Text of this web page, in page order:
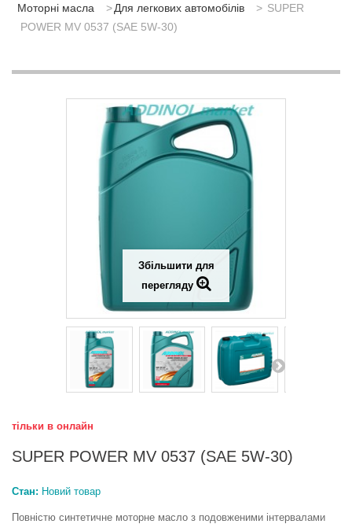
Моторні масла
>Для легкових автомобілів > SUPER
POWER MV 0537 (SAE 5W-30)
Збільшити для
перегляду
тільки в онлайн
SUPER POWER MV 0537 (SAE 5W-30)
Стан: Новий товар
Повністю синтетичне моторне масло з подовженими інтервалами